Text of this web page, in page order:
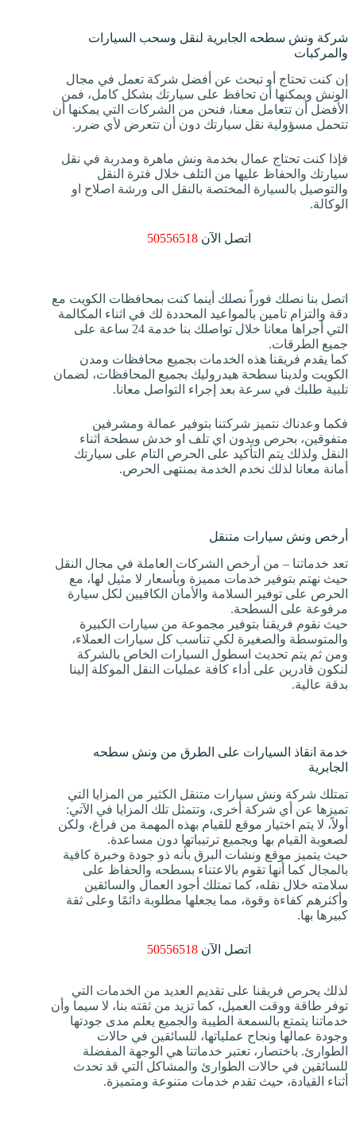
شركة ونش سطحه الجابرية لنقل وسحب السيارات
والمركبات
إن كنت تحتاج أو تبحث عن أفضل شركة تعمل في مجال
الونش ويمكنها أن تحافظ على سيارتك بشكل كامل، فمن
الأفضل أن تتعامل معنا، فنحن من الشركات التي يمكنها أن
تتحمل مسؤولية نقل سيارتك دون أن تتعرض لأي ضرر.
فإذا كنت تحتاج عمال بخدمة ونش ماهرة ومدربة في نقل
سيارتك والحفاظ عليها من التلف خلال فترة النقل
والتوصيل بالسيارة المختصة بالنقل الى ورشة اصلاح او
الوكالة.
اتصل الآن 50556518
اتصل بنا نصلك فوراً نصلك أينما كنت بمحافظات الكويت مع
دقة والتزام تامين بالمواعيد المحددة لك في اثناء المكالمة
التي أجراها معانا خلال تواصلك بنا خدمة 24 ساعة على
جميع الطرقات.
كما يقدم فريقنا هذه الخدمات بجميع محافظات ومدن
الكويت ولدينا سطحة هيدروليك بجميع المحافظات، لضمان
تلبية طلبك في سرعة بعد إجراء التواصل معانا.
فكما وعدناك نتميز شركتنا بتوفير عمالة ومشرفين
متفوقين، بحرص وبدون اي تلف او خدش سطحة اثناء
النقل ولذلك يتم التأكيد على الحرص التام على سيارتك
أمانة معانا لذلك نخدم الخدمة بمنتهى الحرص.
أرخص ونش سيارات متنقل
تعد خدماتنا – من أرخص الشركات العاملة في مجال النقل
حيث نهتم بتوفير خدمات مميزة وبأسعار لا مثيل لها، مع
الحرص على توفير السلامة والأمان الكافيين لكل سيارة
مرفوعة على السطحة.
حيث نقوم فريقنا بتوفير مجموعة من سيارات الكبيرة
والمتوسطة والصغيرة لكي تناسب كل سيارات العملاء،
ومن ثم يتم تحديث اسطول السيارات الخاص بالشركة
لنكون قادرين على أداء كافة عمليات النقل الموكلة إلينا
بدقة عالية.
خدمة انقاذ السيارات على الطرق من ونش سطحه
الجابرية
تمتلك شركة ونش سيارات متنقل الكثير من المزايا التي
تميزها عن أي شركة أخرى، وتتمثل تلك المزايا في الآتي:
أولاً، لا يتم اختيار موقع للقيام بهذه المهمة من فراغ، ولكن
لصعوبة القيام بها وبجميع ترتيباتها دون مساعدة.
حيث يتميز موقع ونشات البرق بأنه ذو جودة وخبرة كافية
بالمجال كما أنها تقوم بالاعتناء بسطحه والحفاظ على
سلامته خلال نقله، كما تمتلك أجود العمال والسائقين
وأكثرهم كفاءة وقوة، مما يجعلها مطلوبة دائمًا وعلى ثقة
كبيرها بها.
اتصل الآن 50556518
لذلك يحرص فريقنا على تقديم العديد من الخدمات التي
توفر طاقة ووقت العميل، كما تزيد من ثقته بنا، لا سيما وأن
خدماتنا يتمتع بالسمعة الطيبة والجميع يعلم مدى جودتها
وجودة عمالها ونجاح عملياتها، للسائقين في حالات
الطوارئ. باختصار، تعتبر خدماتنا هي الوجهة المفضلة
للسائقين في حالات الطوارئ والمشاكل التي قد تحدث
أثناء القيادة، حيث تقدم خدمات متنوعة ومتميزة.